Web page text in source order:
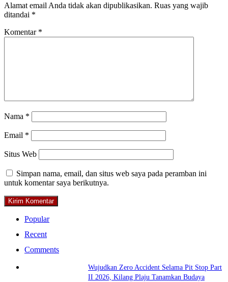
Alamat email Anda tidak akan dipublikasikan. Ruas yang wajib
ditandai *
Komentar *
Nama *
Email *
Situs Web
Simpan nama, email, dan situs web saya pada peramban ini
untuk komentar saya berikutnya.
Popular
Recent
Comments
Wujudkan Zero Accident Selama Pit Stop Part
II 2026, Kilang Plaju Tanamkan Budaya